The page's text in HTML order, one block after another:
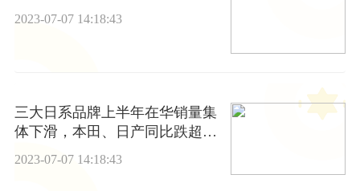
2023-07-07 14:18:43
三大日系品牌上半年在华销量集
体下滑，本田、日产同比跌超两
成
2023-07-07 14:18:43